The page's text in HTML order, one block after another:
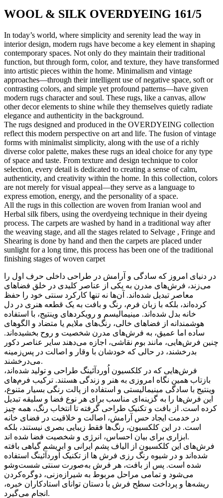
WOOL & SILK OVERDYEING 161/5
In today’s world, where simplicity and serenity lead the way in
interior design, modern rugs have become a key element in shaping
contemporary spaces. Not only do they maintain their traditional
function, but through form, color, and texture, they have transformed
into artistic pieces within the home. Minimalism and vintage
approaches—through their intelligent use of negative space, soft or
contrasting colors, and simple yet profound patterns—have given
modern rugs character and soul. These rugs, like a canvas, allow
other decor elements to shine while they themselves quietly radiate
elegance and authenticity in the background.
The rugs designed and produced in the OVERDYEING collection
reflect this modern perspective on art and life. The fusion of vintage
forms with minimalist simplicity, along with the use of a richly
diverse color palette, makes these rugs an ideal choice for any type
of space and taste. From texture and design technique to color
selection, every detail is dedicated to creating a sense of calm,
authenticity, and creativity within the home. In this collection, colors
are not merely for visual appeal—they serve as a language to
express emotion, energy, and the personality of a space.
All the rugs in this collection are woven from Iranian wool and
Herbal silk fibers, using the overdyeing technique in their dyeing
process. The carpets are washed by hand in a traditional way after
the weaving stage, and all the stages related to Selvage , Fringe and
Shearing is done by hand and then the carpets are placed under
sunlight for a long time, this process has been one of the traditional
finishing stages of woven carpet
در دنیای امروز که سادگی و آرامش در طراحی داخلی حرف اول را
می‌زند، فرش‌های مدرن به یکی از عناصر کلیدی در خلق فضاهای
معاصر تبدیل شده‌اند. آن‌ها نه تنها کارکرد سنتی خود را حفظ
کرده‌اند، بلکه با زبان فرم، رنگ و بافت به یک قطعه هنری در دل
خانه بدل شده‌اند. مینیمالیسم و رویکردهای وینتیج، با استفاده
هوشمندانه از فضاهای خالی، رنگ‌های ملایم یا متضاد و الگوهای
ساده اما عمیق، به فرش‌های مدرن شخصیت و روح بخشیده‌اند.
چنین فرش‌هایی، مانند بوم نقاشی، اجازه می‌دهند سایر عناصر دکور
بدرخشند، در حالی که خودشان با وقار و اصالت در پس‌زمینه
می‌درخشند.
فرش‌هایی که در کلکسیون اُوردآئينگ طراحی و تولید شده‌اند،
بازتاب همین نگاه امروزی به هنر و زندگی هستند. ترکیب فرم‌های
وینتیج با سادگی مینیمالیستی و استفاده از پالت رنگی بسیار متنوع،
این فرش‌ها را به گزینه‌ای مناسب برای هر نوع فضا و سلیقه تبدیل
کرده است. از بافت و تکنیک طراحی گرفته تا انتخاب رنگ، همه چیز
در خدمت ایجاد حس آرامش، اصالت و خلاقیت در فضای خانه
است. در این کلکسیون، رنگ‌ها فقط زیبایی بصری نیستند، بلکه
ابزاری برای بیان احساس، انرژی و شخصیت فضا شده اند.
فرش‌های این کلکسیون از الیاف پشم ایرانی و ابریشم گیاهی بافته
شده‌اند و در شیوه رنگ رزی فرش ها از تکنیک اُوردآئينگ استفاده
شده است. پس از بافت، هر فرش به‌صورت سنتی شست‌وشو
می‌شود و تمامی مراحل مربوط به شیرازه‌زنی، دوگره‌کردن
ریشه‌ها و پرداخت سطح فرش با دستان توانای استادکاران خبره،
انجام می‌گیرد.